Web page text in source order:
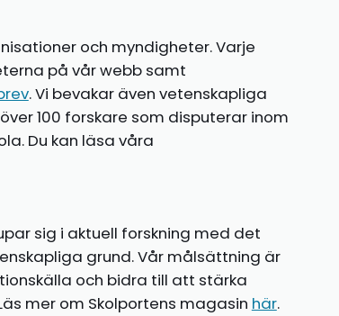
och myndigheter. Varje
på vår webb samt
. Vi bevakar även vetenskapliga
100 forskare som disputerar inom
Du kan läsa våra
sig i aktuell forskning med det
grund. Vår målsättning är
och bidra till att stärka
mer om Skolportens magasin här.